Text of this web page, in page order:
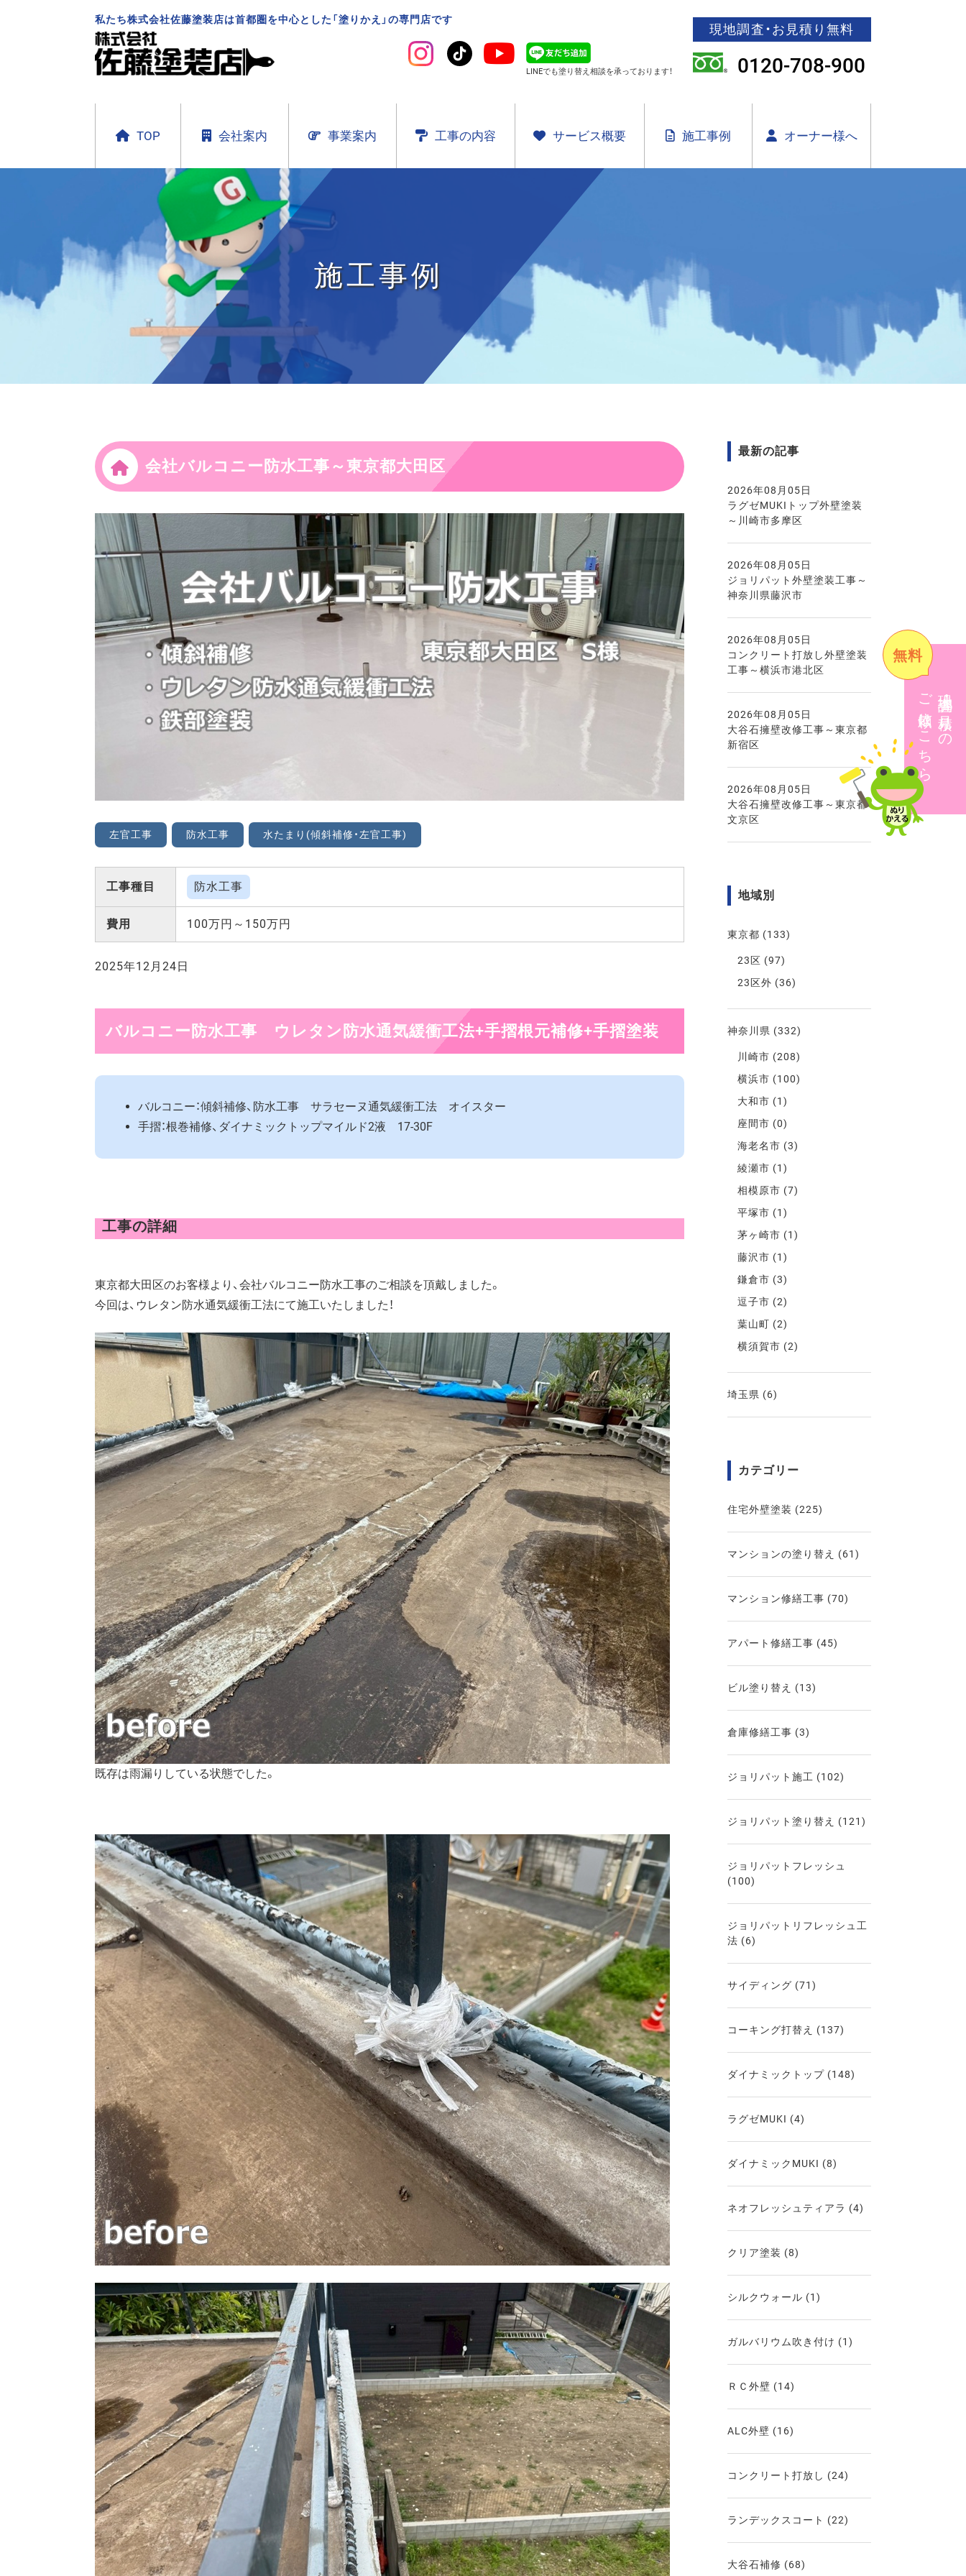
私たち株式会社佐藤塗装店は首都圏を中心とした「塗りかえ」の専門店です
LINEでも塗り替え相談を承っております！
現地調査・お見積り無料
0120-708-900
TOP 会社案内 事業案内 工事の内容 サービス概要 施工事例 オーナー様へ
現地調査・見積りの
ご依頼はこちら
無料
施工事例
会社バルコニー防水工事～東京都大田区
左官工事 防水工事 水たまり(傾斜補修・左官工事)
工事種目 防水工事
費用 100万円～150万円
2025年12月24日
バルコニー防水工事 ウレタン防水通気緩衝工法+手摺根元補修+手摺塗装
バルコニー：傾斜補修、防水工事 サラセーヌ通気緩衝工法 オイスター
手摺：根巻補修、ダイナミックトップマイルド2液 17-30F
工事の詳細
東京都大田区のお客様より、会社バルコニー防水工事のご相談を頂戴しました。
今回は、ウレタン防水通気緩衝工法にて施工いたしました！
既存は雨漏りしている状態でした。
最新の記事
2026年08月05日
ラグゼMUKIトップ外壁塗装
～川崎市多摩区
2026年08月05日
ジョリパット外壁塗装工事～
神奈川県藤沢市
2026年08月05日
コンクリート打放し外壁塗装
工事～横浜市港北区
2026年08月05日
大谷石擁壁改修工事～東京都
新宿区
2026年08月05日
大谷石擁壁改修工事～東京都
文京区
地域別
東京都 (133)
23区 (97)
23区外 (36)
神奈川県 (332)
川崎市 (208)
横浜市 (100)
大和市 (1)
座間市 (0)
海老名市 (3)
綾瀬市 (1)
相模原市 (7)
平塚市 (1)
茅ヶ崎市 (1)
藤沢市 (1)
鎌倉市 (3)
逗子市 (2)
葉山町 (2)
横須賀市 (2)
埼玉県 (6)
カテゴリー
住宅外壁塗装 (225)
マンションの塗り替え (61)
マンション修繕工事 (70)
アパート修繕工事 (45)
ビル塗り替え (13)
倉庫修繕工事 (3)
ジョリパット施工 (102)
ジョリパット塗り替え (121)
ジョリパットフレッシュ
(100)
ジョリパットリフレッシュ工
法 (6)
サイディング (71)
コーキング打替え (137)
ダイナミックトップ (148)
ラグゼMUKI (4)
ダイナミックMUKI (8)
ネオフレッシュティアラ (4)
クリア塗装 (8)
シルクウォール (1)
ガルバリウム吹き付け (1)
ＲＣ外壁 (14)
ALC外壁 (16)
コンクリート打放し (24)
ランデックスコート (22)
大谷石補修 (68)